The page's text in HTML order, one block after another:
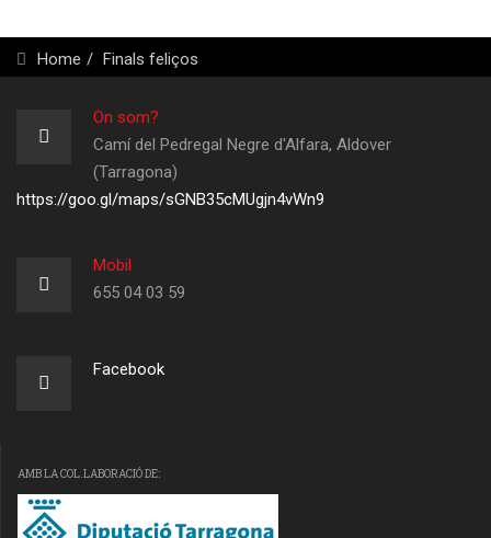
Home Finals feliços
On som?
Camí del Pedregal Negre d'Alfara, Aldover
(Tarragona)
https://goo.gl/maps/sGNB35cMUgjn4vWn9
Mobil
655 04 03 59
Facebook
AMB LA COL.LABORACIÓ DE: